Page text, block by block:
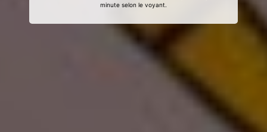
minute selon le voyant.